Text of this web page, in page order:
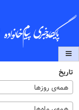
تاریخ
همه‌ی روزها